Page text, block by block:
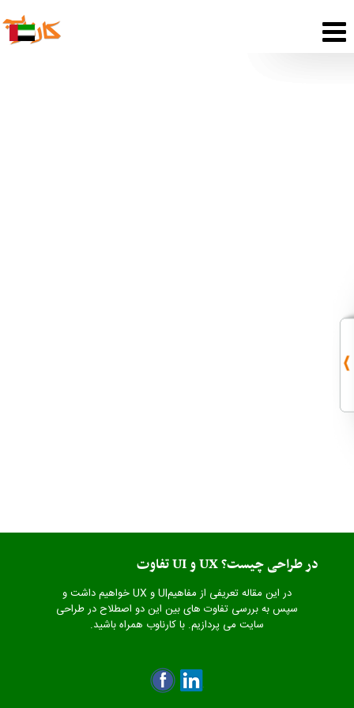
تفاوت UI و UX در طراحی چیست؟
در این مقاله تعریفی از مفاهیمUI و UX خواهیم داشت و
سپس به بررسی تفاوت های بین این دو اصطلاح در طراحی
سایت می پردازیم. با کارناوب همراه باشید.